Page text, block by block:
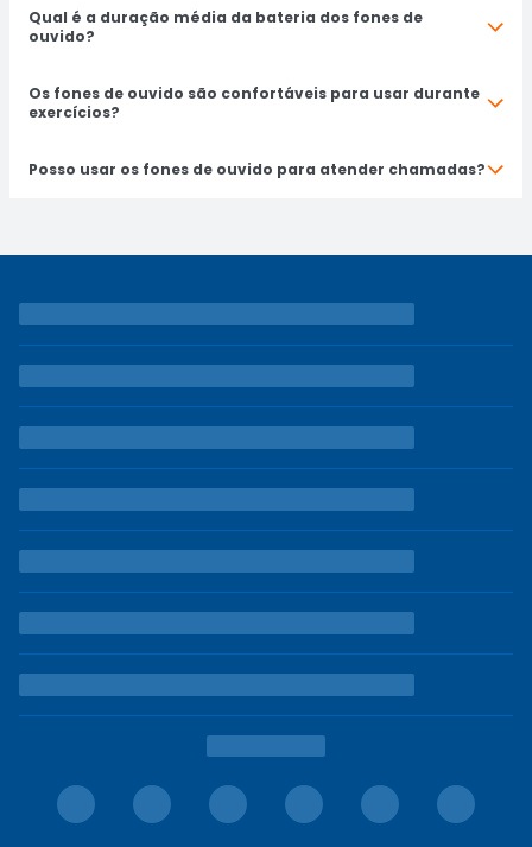
Qual é a duração média da bateria dos fones de
ouvido?
Os fones de ouvido são confortáveis para usar durante
exercícios?
Posso usar os fones de ouvido para atender chamadas?